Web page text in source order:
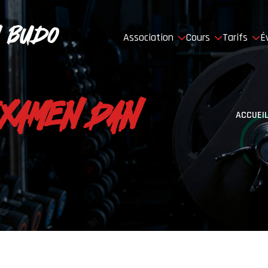
Budo Association Cours Tarifs
DAN ACCUEIL